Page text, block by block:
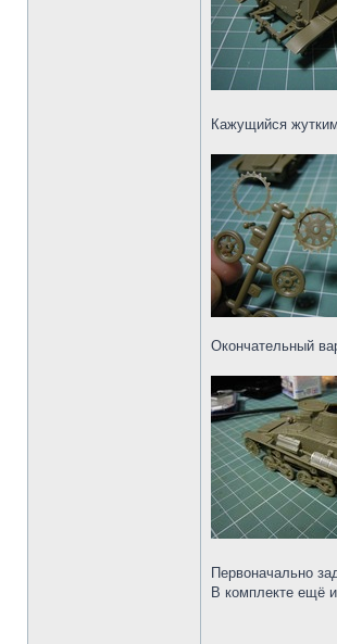
Кажущийся
Окончательный
Первоначально
В комплекте ещё и